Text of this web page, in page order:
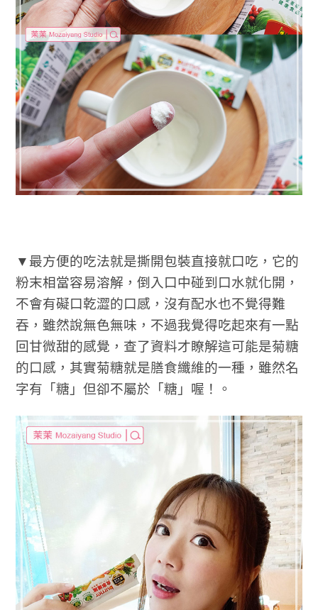
▼最方便的吃法就是撕開包裝直接就口吃，它的
粉末相當容易溶解，倒入口中碰到口水就化開，
不會有礙口乾澀的口感，沒有配水也不覺得難
吞，雖然說無色無味，不過我覺得吃起來有一點
回甘微甜的感覺，查了資料才瞭解這可能是菊糖
的口感，其實菊糖就是膳食纖維的一種，雖然名
字有「糖」但卻不屬於「糖」喔！。